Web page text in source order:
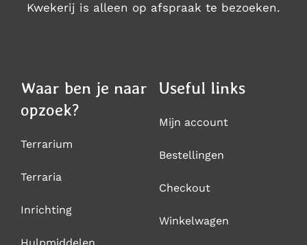
Kwekerij is alleen op afspraak te bezoeken.
Waar ben je naar
opzoek?
Terrarium
Terraria
Inrichting
Useful links
Mijn account
Bestellingen
Checkout
Winkelwagen